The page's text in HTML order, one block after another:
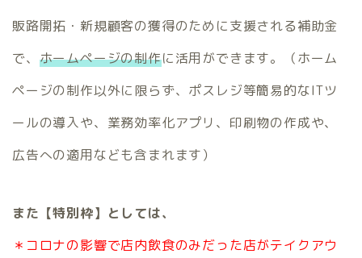
販路開拓・新規顧客の獲得のために支援される補助金
で、 ホームページの制作に活用ができます。（ホーム
ページの制作以外に限らず、ポスレジ等簡易的なITツ
ールの導入や、業務効率化アプリ、印刷物の作成や、
広告への適用なども含まれます）
また【特別枠】としては、
＊コロナの影響で店内飲食のみだった店がテイクアウ